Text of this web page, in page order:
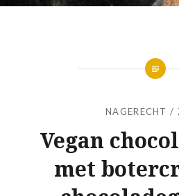
NAGERECHT /
Vegan
met